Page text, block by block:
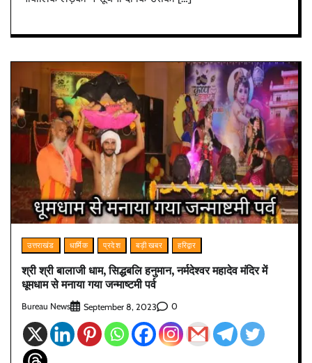
उत्तराखंड धार्मिक प्रदेश बड़ी खबर हरिद्वार
श्री श्री बालाजी धाम, सिद्धबलि हनुमान, नर्मदेश्वर महादेव मंदिर में
धूमधाम से मनाया गया जन्माष्टमी पर्व
Bureau News September 8, 2023 0